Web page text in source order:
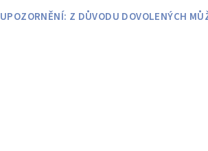
UPOZORNĚNÍ: Z DŮVODU DOVOLENÝCH